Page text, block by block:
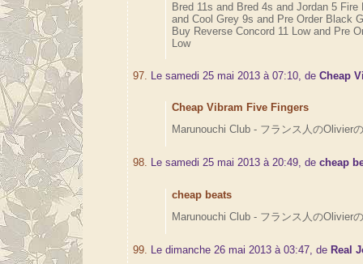
Bred 11s and Bred 4s and Jordan 5 Fire
and Cool Grey 9s and Pre Order Black
Buy Reverse Concord 11 Low and Pre
Low
97. Le samedi 25 mai 2013 à 07:10, deCheap
Cheap Vibram Five Fingers
Marunouchi Club - フランス人のOlivier
98. Le samedi 25 mai 2013 à 20:49, decheap
cheap beats
Marunouchi Club - フランス人のOlivier
99. Le dimanche 26 mai 2013 à 03:47, de Real